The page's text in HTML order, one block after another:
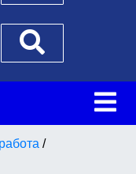
/